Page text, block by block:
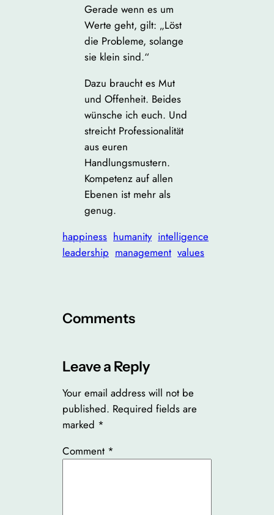
Gerade wenn es um
Werte geht, gilt: „Löst
die Probleme, solange
sie klein sind.“
Dazu braucht es Mut
und Offenheit. Beides
wünsche ich euch. Und
streicht Professionalität
aus euren
Handlungsmustern.
Kompetenz auf allen
Ebenen ist mehr als
genug.
happiness humanity intelligence
leadership management values
Comments
Leave a Reply
Your email address will not be
published. Required fields are
marked *
Comment *